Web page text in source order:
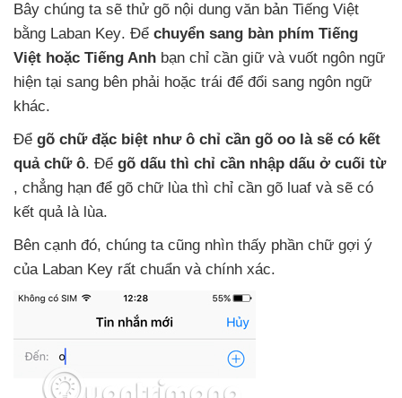
Bây chúng ta sẽ thử gõ nội dung văn bản Tiếng Việt
bằng Laban Key. Để chuyển sang bàn phím Tiếng
Việt hoặc Tiếng Anh bạn chỉ cần giữ và vuốt ngôn ngữ
hiện tại sang bên phải hoặc trái để đổi sang ngôn ngữ
khác.
Để gõ chữ đặc biệt như ô chỉ cần gõ oo là sẽ có kết
quả chữ ô. Để gõ dấu thì chỉ cần nhập dấu ở cuối từ
, chẳng hạn để gõ chữ lùa thì chỉ cần gõ luaf và sẽ có
kết quả là lùa.
Bên cạnh đó, chúng ta cũng nhìn thấy phần chữ gợi ý
của Laban Key rất chuẩn và chính xác.